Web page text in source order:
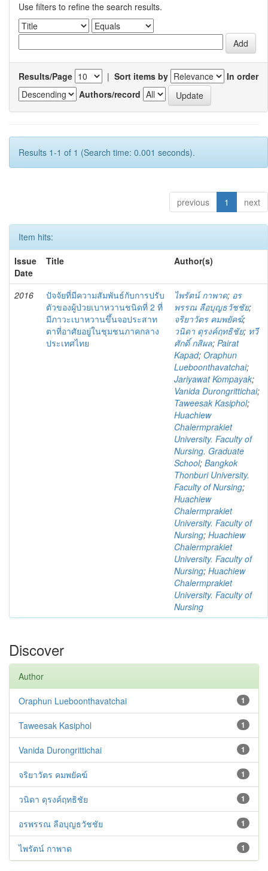
Use filters to refine the search results.
Results/Page | Sort items by
In order
Authors/record
Results 1-1 of 1 (Search time: 0.001 seconds).
previous 1 next
Item hits:
Issue
Date
Title Author(s)
2016
ปัจจัยที่มีความสัมพันธ์กับการปรับ
ตัวของผู้ป่วยเบาหวานชนิดที่ 2 ที่
มีภาวะเบาหวานขึ้นจอประสาท
ตาที่อาศัยอยู่ในชุมชนภาคกลาง
ประเทศไทย
ไพรัตน์ กาพาด; อร
พรรณ ลือบุญธวัชชัย;
จริยาวัตร คมพยัคฆ์;
วนิดา ดุรงค์ฤทธิชัย; ทวี
ศักดิ์ กสิผล; Pairat
Kapad; Oraphun
Lueboonthavatchai;
Jariyawat Kompayak;
Vanida Durongrittichai;
Taweesak Kasiphol;
Huachiew
Chalermprakiet
University. Faculty of
Nursing. Graduate
School; Bangkok
Thonburi University.
Faculty of Nursing;
Huachiew
Chalermprakiet
University. Faculty of
Nursing; Huachiew
Chalermprakiet
University. Faculty of
Nursing; Huachiew
Chalermprakiet
University. Faculty of
Nursing
Discover
Author
1
Oraphun Lueboonthavatchai
1
Taweesak Kasiphol
1
Vanida Durongrittichai
1
จริยาวัตร คมพยัคฆ์
1
วนิดา ดุรงค์ฤทธิชัย
1
อรพรรณ ลือบุญธวัชชัย
1
ไพรัตน์ กาพาด